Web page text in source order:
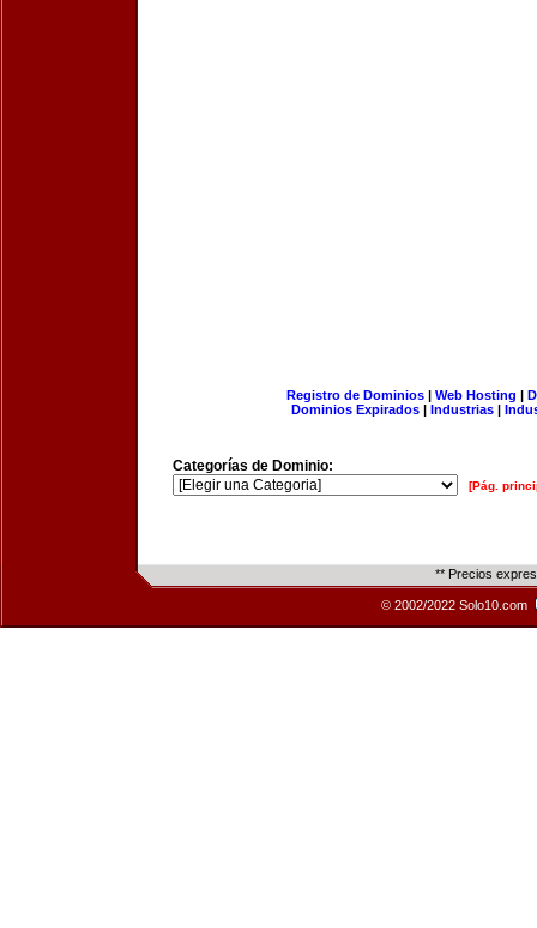
Registro de Dominios| Web Hosting |
Dominios Expirados | Industrias |
Categorías de Dominio:
[Pág.
** Precios
© 2002/2022 Solo10.com